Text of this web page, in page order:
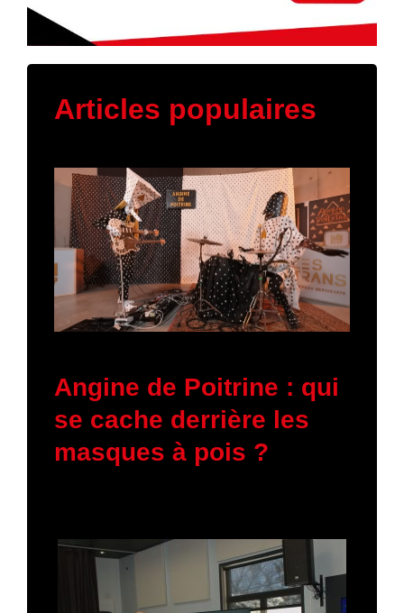
Articles populaires
Angine de Poitrine : qui
se cache derrière les
masques à pois ?